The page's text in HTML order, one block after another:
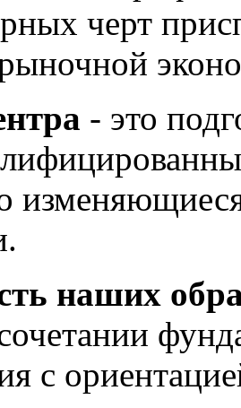
черт
- это
наших
с